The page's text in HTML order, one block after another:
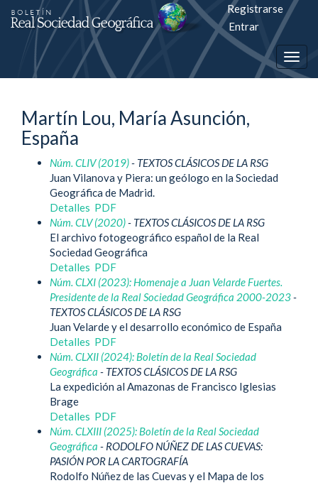
Salto
rápiso
a
página
contenido
Navegación
principal
Contenido
principal
Barra
lateral
Registrarse
Entrar
Martín Lou, María Asunción,
España
Núm. CLIV (2019)- TEXTOS CLÁSICOS DE LA RSG
Juan Vilanova y Piera: un geólogo en la Sociedad
Geográfica de Madrid.
Detalles PDF
Núm. CLV (2020)- TEXTOS CLÁSICOS DE LA RSG
El archivo fotogeográfico español de la Real
Sociedad Geográfica
Detalles PDF
Núm. CLXI (2023): Homenaje a Juan Velarde Fuertes.
Presidente de la Real Sociedad Geográfica 2000-2023-
TEXTOS CLÁSICOS DE LA RSG
Juan Velarde y el desarrollo económico de España
Detalles PDF
Núm. CLXII (2024): Boletín de la Real Sociedad
Geográfica - TEXTOS CLÁSICOS DE LA RSG
La expedición al Amazonas de Francisco Iglesias
Brage
Detalles PDF
Núm. CLXIII (2025): Boletín de la Real Sociedad
Geográfica - RODOLFO NÚÑEZ DE LAS CUEVAS:
PASIÓN POR LA CARTOGRAFÍA
Rodolfo Núñez de las Cuevas y el Mapa de los